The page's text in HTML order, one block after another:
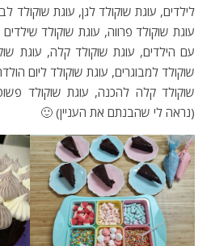
לילדים, עוגת שוקולד לגן, עוגת שוקולד
עוגת שוקולד פרווה, עוגת שוקולד
עם הילדים, עוגת שוקולד קלה, עוגת
שוקולד למבוגרים, עוגת שוקולד ליום
שוקולד קלה להכנה, עוגת שוקולד
(נראה לי שהבנתם את העניין) 🙂